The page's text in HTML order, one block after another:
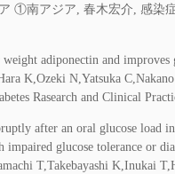
①南アジア, 春木宏介, 感染
adiponectin and improves
K,Ozeki N,Yatsuka
Rasearch and Clinical
after an oral glucose load
glucose tolerance or
T,Takebayashi K,Inukai